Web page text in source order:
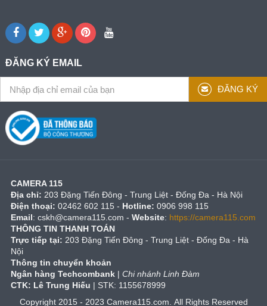
ĐĂNG KÝ EMAIL
ĐĂNG KÝ
CAMERA 115
Địa chỉ: 203 Đặng Tiến Đông - Trung Liệt - Đống Đa - Hà Nội
Điện thoại: 02462 602 115 - Hotline: 0906 998 115
Email: cskh@camera115.com - Website: https://camera115.com
THÔNG TIN THANH TOÁN
Trực tiếp tại: 203 Đặng Tiến Đông - Trung Liệt - Đống Đa - Hà
Nội
Thông tin chuyển khoản
Ngân hàng Techcombank | Chi nhánh Linh Đàm
CTK: Lê Trung Hiếu | STK: 1155678999
Copyright 2015 - 2023 Camera115.com. All Rights Reserved